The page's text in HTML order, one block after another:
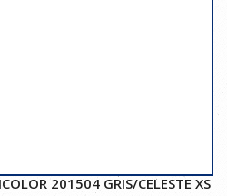
201504 GRIS/CELESTE XS